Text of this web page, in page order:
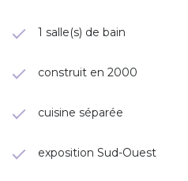
1 salle(s) de bain
construit en 2000
cuisine séparée
exposition Sud-Ouest